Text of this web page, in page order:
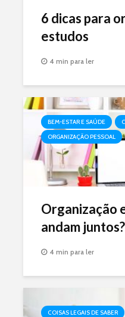
6 dicas para
estudos
4 min para ler
BEM-ESTAR E SAÚDE
ORGANIZAÇÃO PESSOAL
Organização
andam juntos?
4 min para ler
COISAS LEGAIS DE SABER